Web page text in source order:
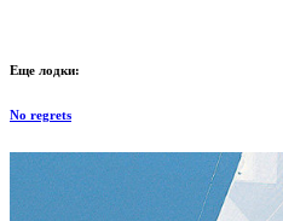
Еще лодки:
No regrets